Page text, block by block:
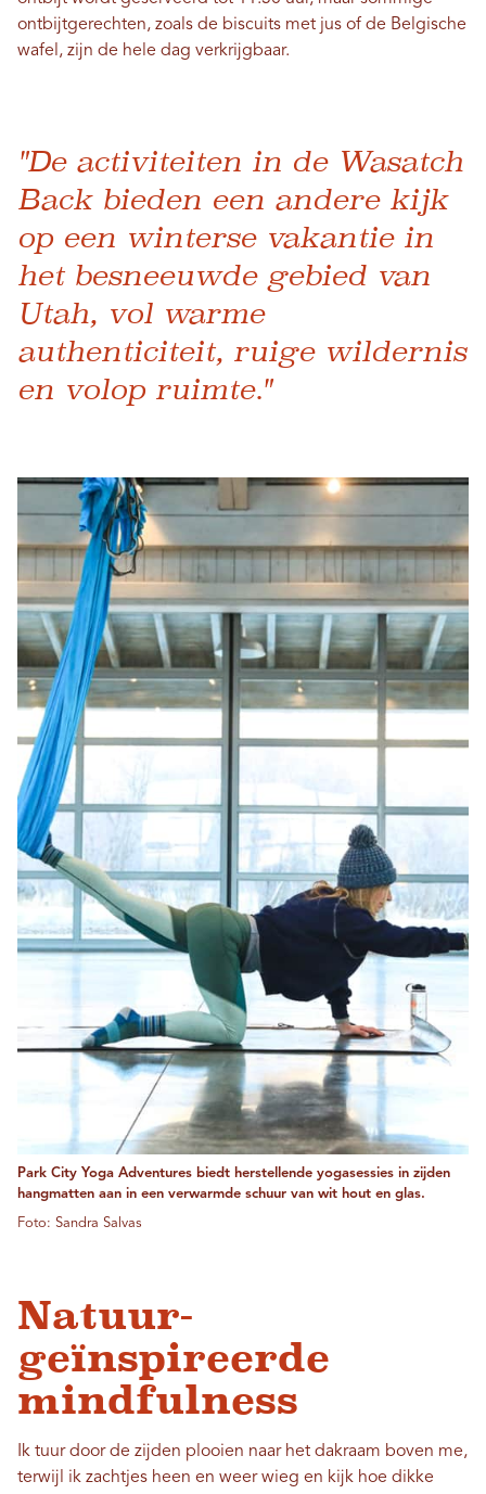
ontbijtgerechten, zoals de biscuits met jus of de Belgische
wafel, zijn de hele dag verkrijgbaar.
"De activiteiten in de Wasatch
Back bieden een andere kijk
op een winterse vakantie in
het besneeuwde gebied van
Utah, vol warme
authenticiteit, ruige wildernis
en volop ruimte."
Park City Yoga Adventures biedt herstellende yogasessies in zijden
hangmatten aan in een verwarmde schuur van wit hout en glas.
Foto: Sandra Salvas
Natuur-
geïnspireerde
mindfulness
Ik tuur door de zijden plooien naar het dakraam boven me,
terwijl ik zachtjes heen en weer wieg en kijk hoe dikke